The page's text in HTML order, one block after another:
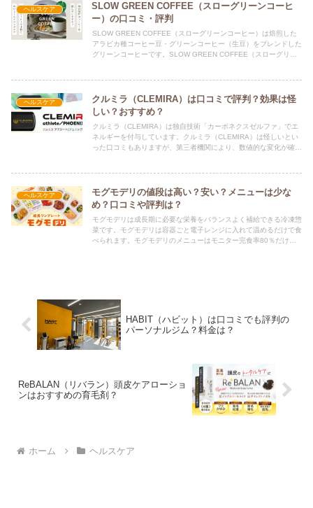
ヘルスケア
SLOW GREEN COFFEE（スローグリーンコーヒ
ー）の口コミ・評判
SLOW GREEN COFFEE（スローグリーンコーヒー）は焙煎した
アラビカ種コーヒー豆・グリーンコーヒー（生豆）をブレンドした
グリーンコーヒーです。SLOW GREEN COFFEE（スローグリー
ヘルスケア
クルミラ（CLEMIRA）は口コミで評判？効果は怪
しい？おすすめ？
クルミラ（CLEMIRA）は独自技術「カーボネクスゼルファ」でエ
ネルギーを付与しています。クルミラ（CLEMIRA）は怪しいとい
った口コミもありますが、第三者機関により、数値的な変化が確認
ヘルスケア
モグモデリの値段は高い？安い？メニューは少な
め？口コミや評判は？
モグモデリは成長期に必要な栄養をバランスよく補給できる冷凍惣
菜です。モグモデリは容器ごと電子レンジに入れて温めるだけで食
べられます。モグモデリのメニューはモニター完食率80％だけを
HABIT（ハビット）は口コミでも評判の
パーソナルジム？料金は？
ReBALAN（リバラン）頭皮ケアローショ
ンはおすすめの育毛剤？
ホーム ヘルスケア